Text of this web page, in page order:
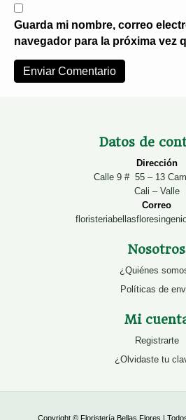
Guarda mi nombre, correo
navegador para la próxima vez
Datos de
Dirección
Calle 9 # 55 – 13
Cali – Valle
Correo
Nosotros
¿Quiénes
Políticas de
Mi
Registrarte
¿Olvidaste tu
Copyright © Floristería Bellas Flores |